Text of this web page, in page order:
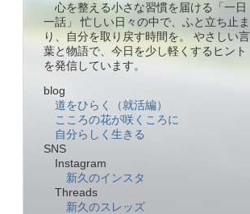
心を整える小さな習慣を届ける「一日
一話」 忙しい日々の中で、ふと立ち止ま
り、自分を取り戻す時間を。 やさしい言
葉と物語で、今日を少し軽くするヒント
を発信しています。
blog
道をひらく（就活編）
こころの花が咲くころに
自分らしく生きる
SNS
Instagram
新久のインスタ
Threads
新久のスレッズ